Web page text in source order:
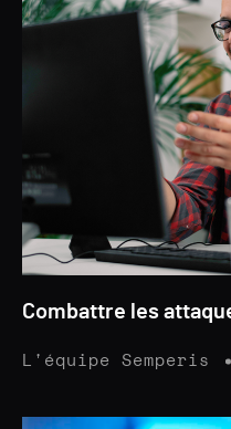
Combattre les
L'équipe Semperis